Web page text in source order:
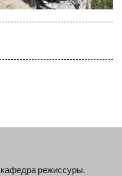
кафедра режиссуры.